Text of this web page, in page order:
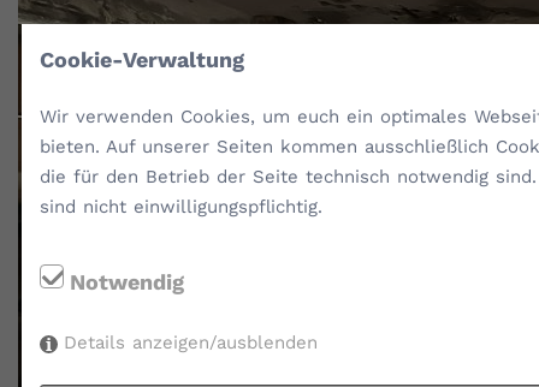
Cookie-Verwaltung
Wir verwenden Cookies, um euch ein optimales
bieten. Auf unserer Seiten kommen ausschließlich
die für den Betrieb der Seite technisch notwendig
sind nicht einwilligungspflichtig.
Notwendig
Details anzeigen/ausblenden